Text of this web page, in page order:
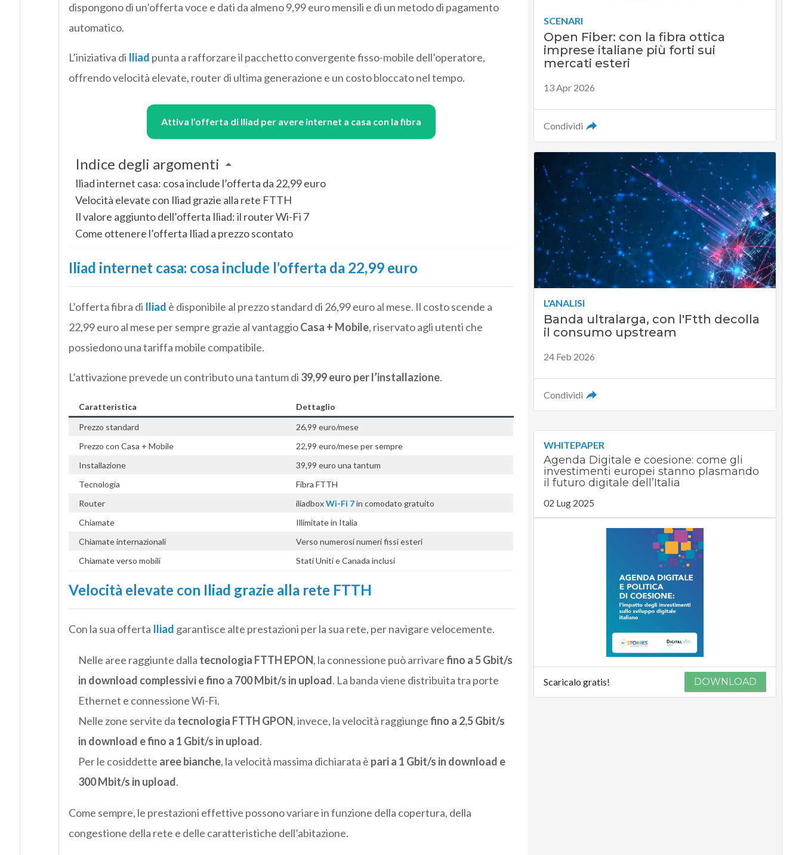
dispongono di un’offerta voce e dati da almeno 9,99 euro mensili e di un metodo di pagamento
automatico.
L’iniziativa di Iliad punta a rafforzare il pacchetto convergente fisso-mobile dell’operatore,
offrendo velocità elevate, router di ultima generazione e un costo bloccato nel tempo.
Attiva l’offerta di Iliad per avere internet a casa con la fibra
Indice degli argomenti
Iliad internet casa: cosa include l’offerta da 22,99 euro
Velocità elevate con Iliad grazie alla rete FTTH
Il valore aggiunto dell’offerta Iliad: il router Wi-Fi 7
Come ottenere l’offerta Iliad a prezzo scontato
Iliad internet casa: cosa include l’offerta da 22,99 euro
L’offerta fibra di Iliad è disponibile al prezzo standard di 26,99 euro al mese. Il costo scende a
22,99 euro al mese per sempre grazie al vantaggioCasa + Mobile, riservato agli utenti che
possiedono una tariffa mobile compatibile.
L’attivazione prevede un contributo una tantum di 39,99 euro per l’installazione.
Caratteristica
Dettaglio
Prezzo standard
26,99 euro/mese
Prezzo con Casa + Mobile
22,99 euro/mese per sempre
Installazione
39,99 euro una tantum
Tecnologia
Fibra FTTH
Router
iliadboxWi-Fi 7in comodato gratuito
Chiamate
Illimitate in Italia
Chiamate internazionali
Verso numerosi numeri fissi esteri
Chiamate verso mobili
Stati Uniti e Canada inclusi
Velocità elevate con Iliad grazie alla rete FTTH
Con la sua offerta Iliad garantisce alte prestazioni per la sua rete, per navigare velocemente.
Nelle aree raggiunte dalla tecnologia FTTH EPON, la connessione può arrivarefino a 5 Gbit/s
in download complessivi e fino a 700 Mbit/s in upload. La banda viene distribuita tra porte
Ethernet e connessione Wi-Fi.
Nelle zone servite da tecnologia FTTH GPON, invece, la velocità raggiungefino a 2,5 Gbit/s
in download e fino a 1 Gbit/s in upload.
Per le cosiddette aree bianche, la velocità massima dichiarata è pari a 1 Gbit/s in download e
300 Mbit/s in upload.
Come sempre, le prestazioni effettive possono variare in funzione della copertura, della
congestione della rete e delle caratteristiche dell’abitazione.
SCENARI
Open Fiber: con la fibra ottica
imprese italiane più forti sui
mercati esteri
13 Apr 2026
Condividi
L'ANALISI
Banda ultralarga, con l'Ftth decolla
il consumo upstream
24 Feb 2026
Condividi
WHITEPAPER
Agenda Digitale e coesione: come gli
investimenti europei stanno plasmando
il futuro digitale dell’Italia
02 Lug 2025
Scaricalo gratis! DOWNLOAD